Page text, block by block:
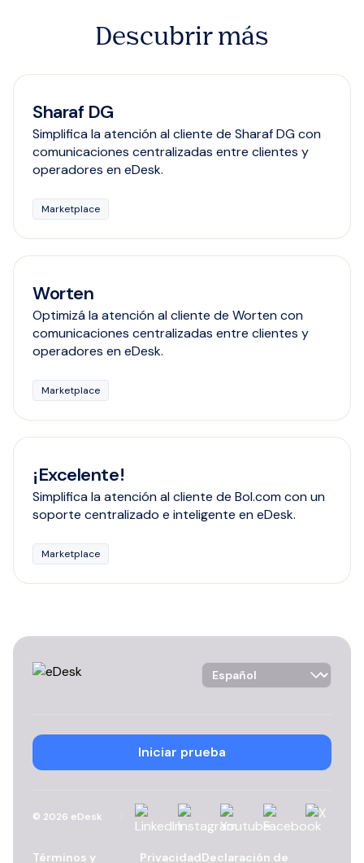
Descubrir más
Sharaf DG
Simplifica la atención al cliente de Sharaf DG con
comunicaciones centralizadas entre clientes y
operadores en eDesk.
Marketplace
Worten
Optimizá la atención al cliente de Worten con
comunicaciones centralizadas entre clientes y
operadores en eDesk.
Marketplace
¡Excelente!
Simplifica la atención al cliente de Bol.com con un
soporte centralizado e inteligente en eDesk.
Marketplace
Language Selector
Iniciar prueba
© 2026 eDesk LinkedinInstagramYouTubeFacebook
X
Términos y PrivacidadDeclaración de